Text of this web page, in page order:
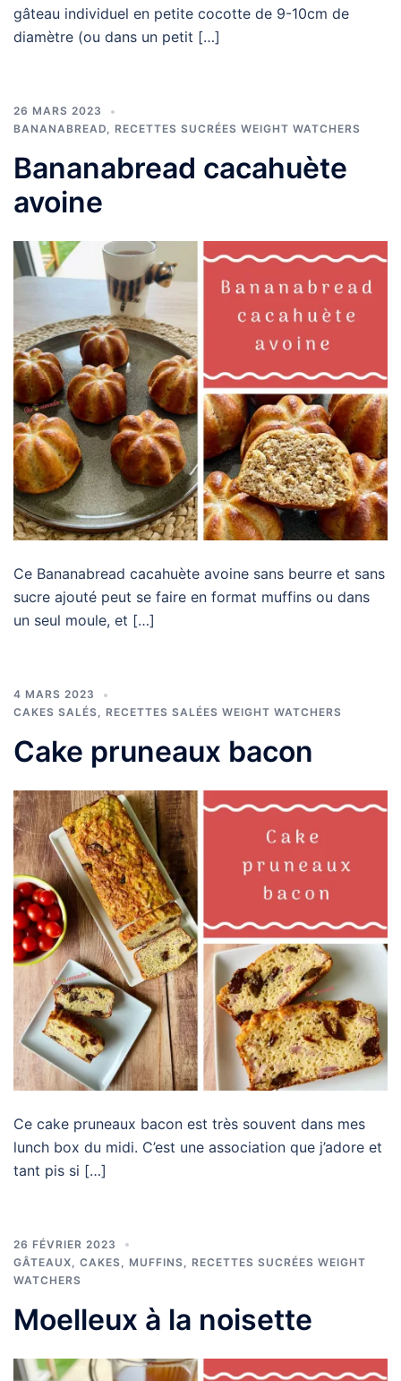
gâteau individuel en petite cocotte de 9-10cm de
diamètre (ou dans un petit […]
26 MARS 2023
BANANABREAD
RECETTES SUCRÉES WEIGHT WATCHERS
Bananabread cacahuète
avoine
Ce Bananabread cacahuète avoine sans beurre et sans
sucre ajouté peut se faire en format muffins ou dans
un seul moule, et […]
4 MARS 2023
CAKES SALÉS, RECETTES SALÉES WEIGHT WATCHERS
Cake pruneaux bacon
Ce cake pruneaux bacon est très souvent dans mes
lunch box du midi. C’est une association que j’adore et
tant pis si […]
26 FÉVRIER 2023
GÂTEAUX, CAKES, MUFFINS
RECETTES SUCRÉES WEIGHT
WATCHERS
Moelleux à la noisette